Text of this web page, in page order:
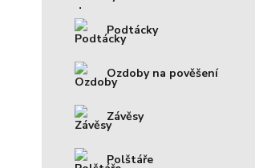
Podtácky
Ozdoby na pověšení
Závěsy
Polštáře